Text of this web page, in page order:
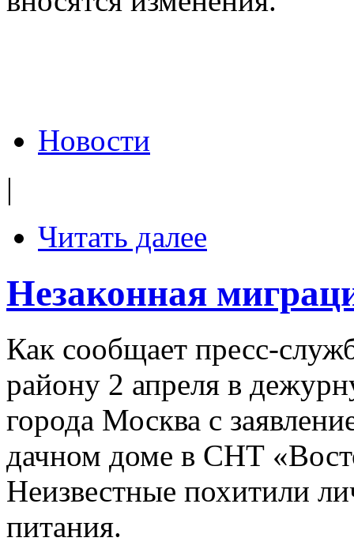
Новости
|
Читать далее
Незаконная
Как сообщает пресс-
району 2 апреля в
города Москва с
дачном доме в СНТ
Неизвестные похитили
питания.